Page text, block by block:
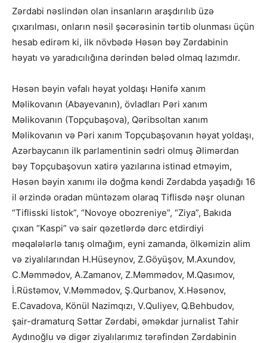
Zərdabi nəslindən olan insanların araşdırılıb üzə
çıxarılması, onların nəsil şəcərəsinin tərtib olunması üçün
hesab edirəm ki, ilk növbədə Həsən bəy Zərdabinin
həyatı və yaradıcılığına dərindən bələd olmaq lazımdır.
Həsən bəyin vəfalı həyat yoldaşı Hənifə xanım
Məlikovanın (Abayevanın), övladları Pəri xanım
Məlikovanın (Topçubaşova), Qəribsoltan xanım
Məlikovanın və Pəri xanım Topçubaşovanın həyat yoldaşı,
Azərbaycanın ilk parlamentinin sədri olmuş Əlimərdan
bəy Topçubaşovun xatirə yazılarına istinad etməyim,
Həsən bəyin xanımı ilə doğma kəndi Zərdabda yaşadığı 16
il ərzində oradan müntəzəm olaraq Tiflisdə nəşr olunan
“Tiflisski listok”, “Novoye obozreniye”, “Ziya”, Bakıda
çıxan “Kaspi” və sair qəzetlərdə dərc etdirdiyi
məqalələrlə tanış olmağım, eyni zamanda, ölkəmizin alim
və ziyalılarından H.Hüseynov, Z.Göyüşov, M.Axundov,
C.Məmmədov, A.Zamanov, Z.Məmmədov, M.Qasımov,
İ.Rüstəmov, V.Məmmədov, Ş.Qurbanov, X.Həsənov,
E.Cavadova, Könül Nazimqızı, V.Quliyev, Q.Behbudov,
şair-dramaturq Səttar Zərdabi, əməkdar jurnalist Tahir
Aydınoğlu və digər ziyalılarımız tərəfindən Zərdabinin